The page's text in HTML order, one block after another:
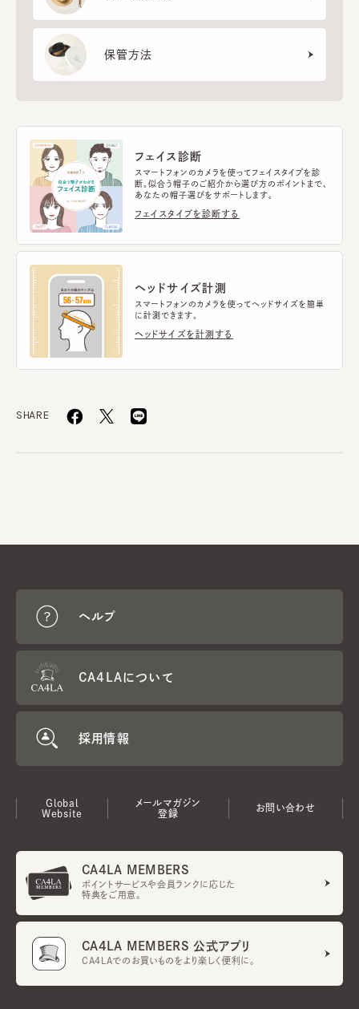
保管方法
フェイス診断
スマートフォンのカメラを使ってフェイスタイプを診
断。似合う帽子のご紹介から選び方のポイントまで、
あなたの帽子選びをサポートします。
フェイスタイプを診断する
ヘッドサイズ計測
スマートフォンのカメラを使ってヘッドサイズを簡単
に計測できます。
ヘッドサイズを計測する
SHARE
ヘルプ
CA4LAについて
採用情報
Global
Website
メールマガジン
登録
お問い合わせ
CA4LA MEMBERS
ポイントサービスや会員ランクに応じた
特典をご用意。
CA4LA MEMBERS 公式アプリ
CA4LAでのお買いものをより楽しく便利に。